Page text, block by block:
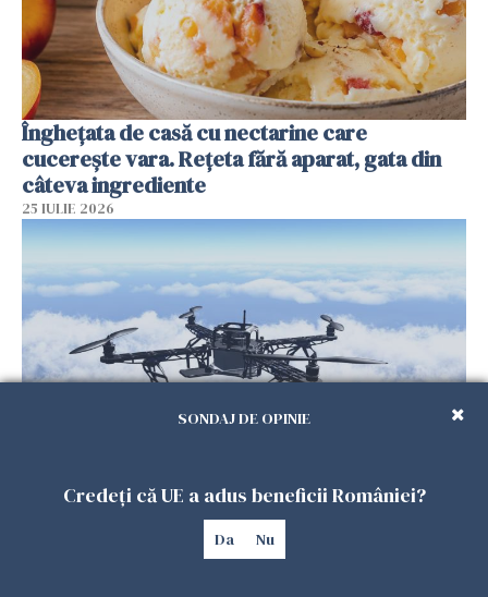
Înghețata de casă cu nectarine care
cucerește vara. Rețeta fără aparat, gata din
câteva ingrediente
25 IULIE 2026
Încă o dronă a fost doborâtă de un F-16
românesc după ce a intrat ilegal în spațiul
SONDAJ DE OPINIE
Credeți că UE a adus beneficii României?
Da Nu